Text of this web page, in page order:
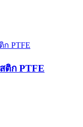
ติก PTFE